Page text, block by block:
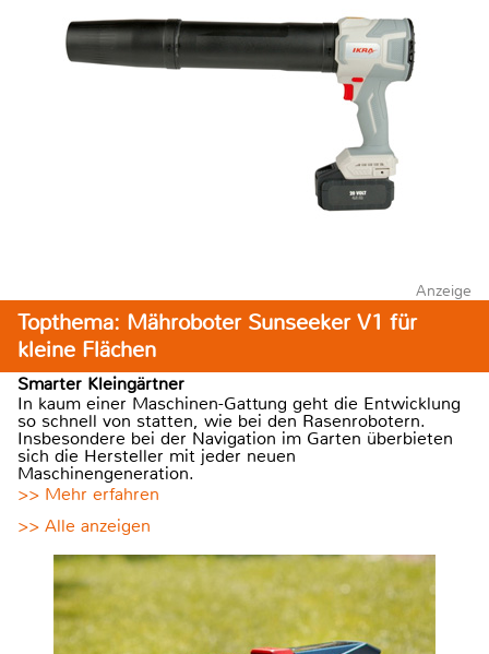
Anzeige
Topthema: Mähroboter Sunseeker V1 für
kleine Flächen
Smarter Kleingärtner
In kaum einer Maschinen-Gattung geht die Entwicklung
so schnell von statten, wie bei den Rasenrobotern.
Insbesondere bei der Navigation im Garten überbieten
sich die Hersteller mit jeder neuen
Maschinengeneration.
>> Mehr erfahren
>> Alle anzeigen